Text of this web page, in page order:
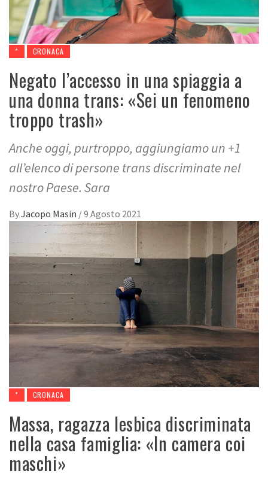
* CRONACA
Negato l’accesso in una spiaggia a
una donna trans: «Sei un fenomeno
troppo trash»
Anche oggi, purtroppo, aggiungiamo un +1
all’elenco di persone trans discriminate nel
nostro Paese. Sara
ByJacopo Masin /9 Agosto 2021
* CRONACA
Massa, ragazza lesbica discriminata
nella casa famiglia: «In camera coi
maschi»